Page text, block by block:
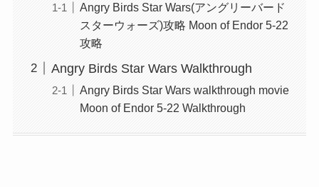
Angry Birds Star Wars(アングリーバード
スターウォーズ)攻略 Moon of Endor 5-22
攻略
Angry Birds Star Wars Walkthrough
Angry Birds Star Wars walkthrough movie
Moon of Endor 5-22 Walkthrough